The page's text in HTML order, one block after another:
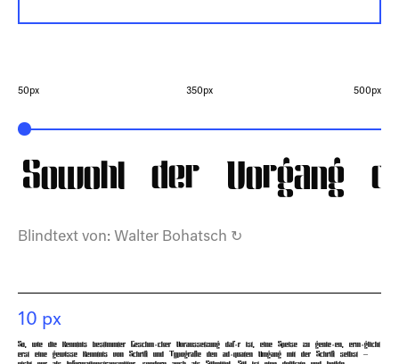
50px 350px 500px
Sowohl der Vorgang
Blindtext von: Walter Bohatsch ↻
10 px
So, wie die Kenntnis bestimmter Geschmäcker Voraussetzung dafür ist, eine Speise zu genießen, ermöglicht
erst eine gewisse Kenntnis von Schrift und Typografie den adäquaten Umgang mit der Schrift selbst –